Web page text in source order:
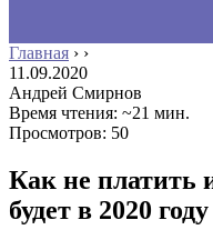
Главная › ›
11.09.2020
Андрей Смирнов
Время чтения: ~21 мин.
Просмотров: 50
Как не платить
будет в 2020 году